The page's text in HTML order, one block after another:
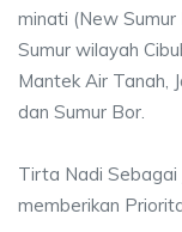
minati (New
Sumur wilayah
Mantek Air Tanah,
dan Sumur Bor.
Tirta Nadi
memberikan